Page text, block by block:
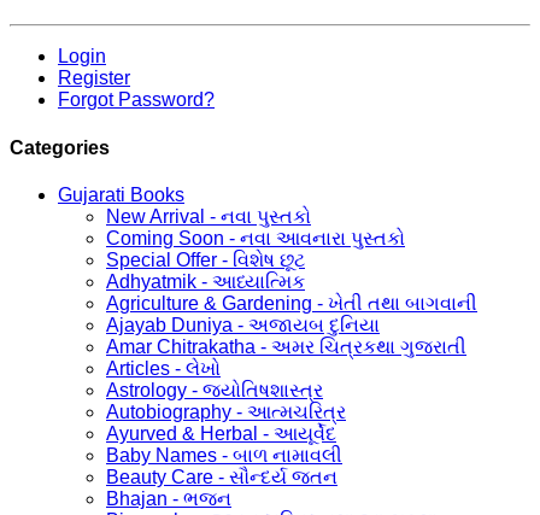
Login
Register
Forgot Password?
Categories
Gujarati Books
New Arrival - નવા પુસ્તકો
Coming Soon - નવા આવનારા પુસ્તકો
Special Offer - વિશેષ છૂટ
Adhyatmik - આધ્યાત્મિક
Agriculture & Gardening - ખેતી તથા બાગવાની
Ajayab Duniya - અજાયબ દુનિયા
Amar Chitrakatha - અમર ચિત્રકથા ગુજરાતી
Articles - લેખો
Astrology - જ્યોતિષશાસ્ત્ર
Autobiography - આત્મચરિત્ર
Ayurved & Herbal - આયૂર્વેદ
Baby Names - બાળ નામાવલી
Beauty Care - સૌન્દર્ય જતન
Bhajan - ભજન